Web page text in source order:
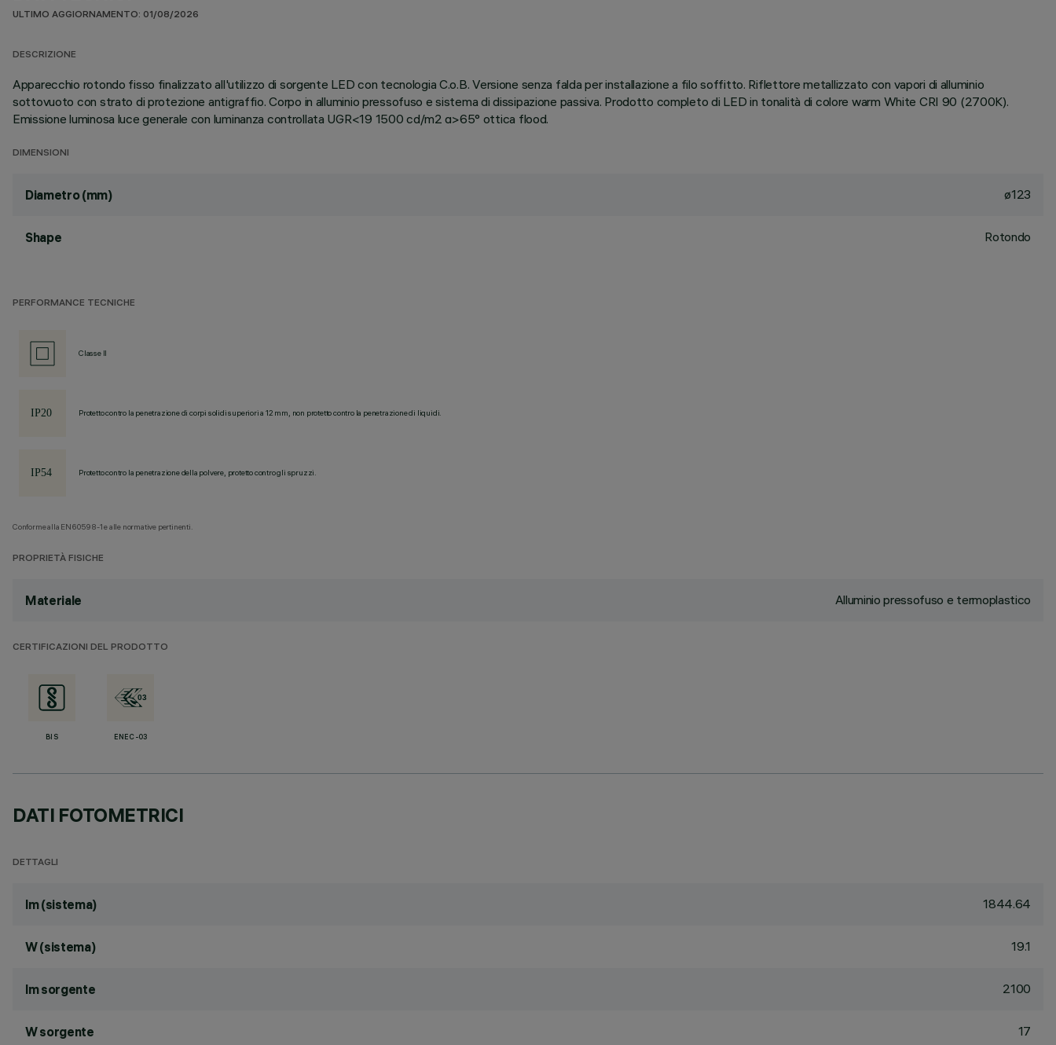
ULTIMO AGGIORNAMENTO: 01/08/2026
DESCRIZIONE
Apparecchio rotondo fisso finalizzato all'utilizzo di sorgente LED con tecnologia C.o.B. Versione senza falda per installazione a filo soffitto. Riflettore metallizzato con vapori di alluminio
sottovuoto con strato di protezione antigraffio. Corpo in alluminio pressofuso e sistema di dissipazione passiva. Prodotto completo di LED in tonalità di colore warm White CRI 90 (2700K).
Emissione luminosa luce generale con luminanza controllata UGR<19 1500 cd/m2 α>65° ottica flood.
DIMENSIONI
Diametro (mm) ø123
Shape Rotondo
PERFORMANCE TECNICHE
Classe II
Protetto contro la penetrazione di corpi solidi superiori a 12 mm, non protetto contro la penetrazione di liquidi.
Protetto contro la penetrazione della polvere, protetto contro gli spruzzi.
Conforme alla EN60598-1 e alle normative pertinenti.
PROPRIETÀ FISICHE
Materiale Alluminio pressofuso e termoplastico
CERTIFICAZIONI DEL PRODOTTO
BIS ENEC-03
DATI FOTOMETRICI
DETTAGLI
lm (sistema) 1844.64
W (sistema) 19.1
lm sorgente 2100
W sorgente 17